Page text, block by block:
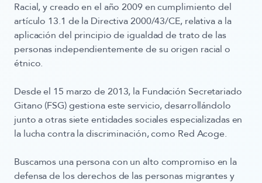
Racial, y creado en el año 2009 en cumplimiento del
artículo 13.1 de la Directiva 2000/43/CE, relativa a la
aplicación del principio de igualdad de trato de las
personas independientemente de su origen racial o
étnico.
Desde el 15 marzo de 2013, la Fundación Secretariado
Gitano (FSG) gestiona este servicio, desarrollándolo
junto a otras siete entidades sociales especializadas en
la lucha contra la discriminación, como Red Acoge.
Buscamos una persona con un alto compromiso en la
defensa de los derechos de las personas migrantes y